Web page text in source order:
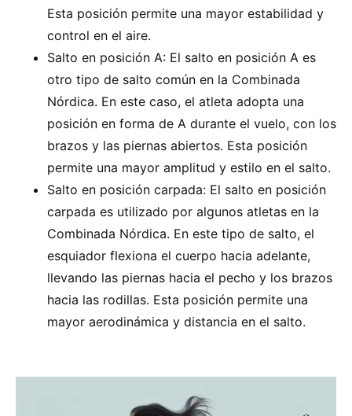
Esta posición permite una mayor estabilidad y
control en el aire.
Salto en posición A: El salto en posición A es
otro tipo de salto común en la Combinada
Nórdica. En este caso, el atleta adopta una
posición en forma de A durante el vuelo, con los
brazos y las piernas abiertos. Esta posición
permite una mayor amplitud y estilo en el salto.
Salto en posición carpada: El salto en posición
carpada es utilizado por algunos atletas en la
Combinada Nórdica. En este tipo de salto, el
esquiador flexiona el cuerpo hacia adelante,
llevando las piernas hacia el pecho y los brazos
hacia las rodillas. Esta posición permite una
mayor aerodinámica y distancia en el salto.